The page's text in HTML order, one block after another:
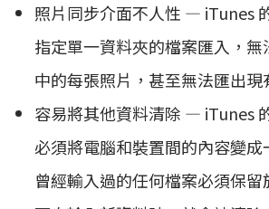
照片同步介面不人性 — iTunes
指定單一資料夾的檔案匯入，
中的每張照片，甚至無法匯出現
容易將其他資料清除 — iTunes
必須將電腦和裝置間的內容變成
曾經輸入過的任何檔案必須保